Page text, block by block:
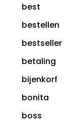
best
bestellen
bestseller
betaling
bijenkorf
bonita
boss